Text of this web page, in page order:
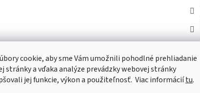
cookie, aby sme Vám umožnili pohodlné prehliadanie
stránky a vďaka analýze prevádzky webovej stránky
jej funkcie, výkon a použiteľnosť. Viac informáciítu.